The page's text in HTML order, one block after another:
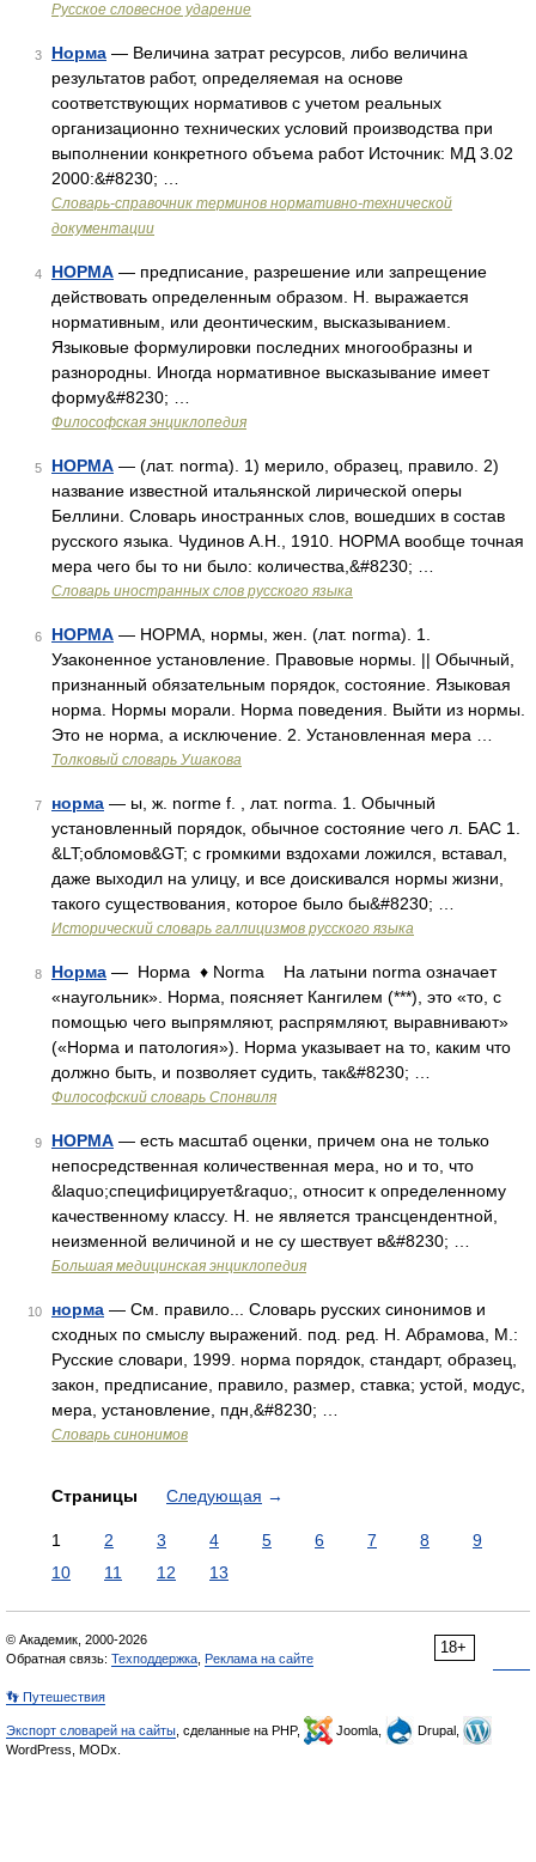
Русское словесное ударение
3 Норма — Величина затрат ресурсов, либо величина
результатов работ, определяемая на основе
соответствующих нормативов с учетом реальных
организационно технических условий производства при
выполнении конкретного объема работ Источник: МД 3.02
2000:&#8230; …
Словарь-справочник терминов нормативно-технической
документации
4 НОРМА — предписание, разрешение или запрещение
действовать определенным образом. Н. выражается
нормативным, или деонтическим, высказыванием.
Языковые формулировки последних многообразны и
разнородны. Иногда нормативное высказывание имеет
форму&#8230; …
Философская энциклопедия
5 НОРМА — (лат. norma). 1) мерило, образец, правило. 2)
название известной итальянской лирической оперы
Беллини. Словарь иностранных слов, вошедших в состав
русского языка. Чудинов А.Н., 1910. НОРМА вообще точная
мера чего бы то ни было: количества,&#8230; …
Словарь иностранных слов русского языка
6 НОРМА — НОРМА, нормы, жен. (лат. norma). 1.
Узаконенное установление. Правовые нормы. || Обычный,
признанный обязательным порядок, состояние. Языковая
норма. Нормы морали. Норма поведения. Выйти из нормы.
Это не норма, а исключение. 2. Установленная мера …
Толковый словарь Ушакова
7 норма — ы, ж. norme f. , лат. norma. 1. Обычный
установленный порядок, обычное состояние чего л. БАС 1.
&LT;обломов&GT; с громкими вздохами ложился, вставал,
даже выходил на улицу, и все доискивался нормы жизни,
такого существования, которое было бы&#8230; …
Исторический словарь галлицизмов русского языка
8 Норма — Норма ♦ Norma На латыни norma означает
«наугольник». Норма, поясняет Кангилем (***), это «то, с
помощью чего выпрямляют, распрямляют, выравнивают»
(«Норма и патология»). Норма указывает на то, каким что
должно быть, и позволяет судить, так&#8230; …
Философский словарь Спонвиля
9 НОРМА — есть масштаб оценки, причем она не только
непосредственная количественная мера, но и то, что
&laquo;специфицирует&raquo;, относит к определенному
качественному классу. Н. не является трансцендентной,
неизменной величиной и не су шествует в&#8230; …
Большая медицинская энциклопедия
10 норма — См. правило... Словарь русских синонимов и
сходных по смыслу выражений. под. ред. Н. Абрамова, М.:
Русские словари, 1999. норма порядок, стандарт, образец,
закон, предписание, правило, размер, ставка; устой, модус,
мера, установление, пдн,&#8230; …
Словарь синонимов
Страницы Следующая →
1 2 3 4 5 6 7 8
9
10
11 12 13
18+
© Академик, 2000-2026
Обратная связь: Техподдержка Реклама на сайте
👣 Путешествия
Экспорт словарей на сайты , сделанные на PHP, Joomla,
Drupal,
WordPress, MODx.